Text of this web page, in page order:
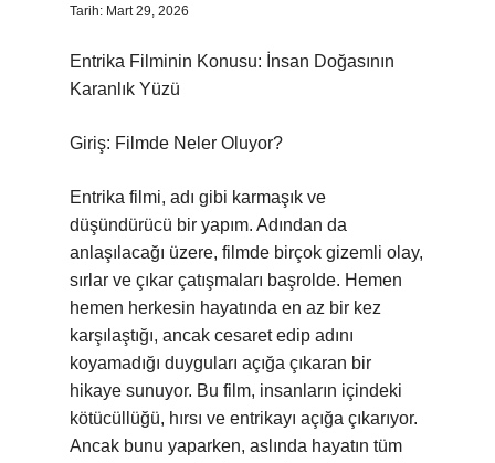
Tarih: Mart 29, 2026
Entrika Filminin Konusu: İnsan Doğasının
Karanlık Yüzü
Giriş: Filmde Neler Oluyor?
Entrika filmi, adı gibi karmaşık ve
düşündürücü bir yapım. Adından da
anlaşılacağı üzere, filmde birçok gizemli olay,
sırlar ve çıkar çatışmaları başrolde. Hemen
hemen herkesin hayatında en az bir kez
karşılaştığı, ancak cesaret edip adını
koyamadığı duyguları açığa çıkaran bir
hikaye sunuyor. Bu film, insanların içindeki
kötücüllüğü, hırsı ve entrikayı açığa çıkarıyor.
Ancak bunu yaparken, aslında hayatın tüm